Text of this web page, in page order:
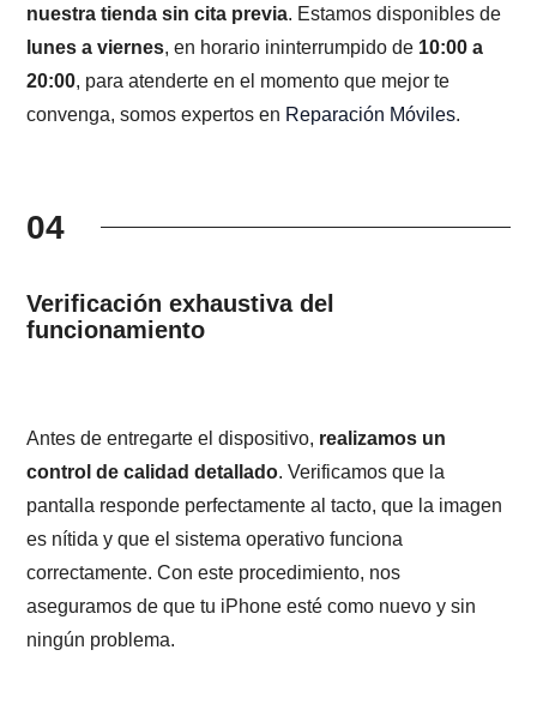
nuestra tienda sin cita previa. Estamos disponibles de
lunes a viernes, en horario ininterrumpido de 10:00 a
20:00, para atenderte en el momento que mejor te
convenga, somos expertos en Reparación Móviles.
04
Verificación exhaustiva del
funcionamiento
Antes de entregarte el dispositivo, realizamos un
control de calidad detallado. Verificamos que la
pantalla responde perfectamente al tacto, que la imagen
es nítida y que el sistema operativo funciona
correctamente. Con este procedimiento, nos
aseguramos de que tu iPhone esté como nuevo y sin
ningún problema.